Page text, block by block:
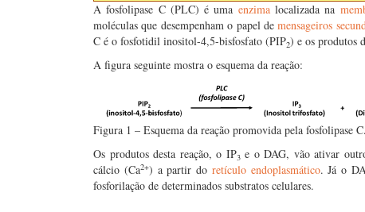
A fosfolipase C (PLC) é uma enzimalocalizada na
moléculas que desempenham o papel demensageiros
C é o fosfotidil inositol-4,5-bisfosfato (PIP2) e os produtos
A figura seguinte mostra o esquema da reação:
Figura 1 – Esquema da reação promovida pela fosfolipase C.
Os produtos desta reação, o IP3 e o DAG, vão ativar
cálcio (Ca2+) a partir do retículo endoplasmático. Já o
fosforilação de determinados substratos celulares.